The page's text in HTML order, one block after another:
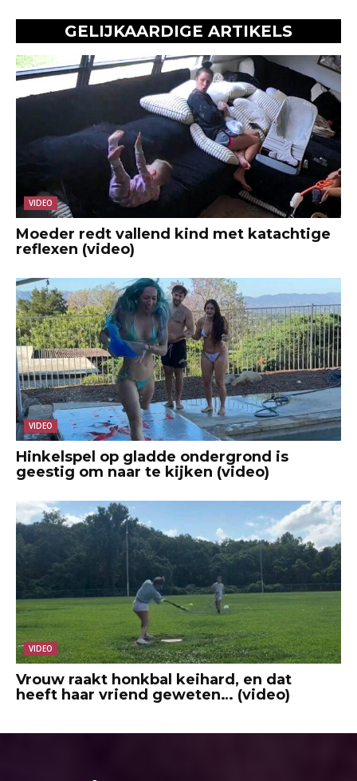
GELIJKAARDIGE ARTIKELS
VIDEO
Moeder redt vallend kind met katachtige
reflexen (video)
VIDEO
Hinkelspel op gladde ondergrond is
geestig om naar te kijken (video)
VIDEO
Vrouw raakt honkbal keihard, en dat
heeft haar vriend geweten… (video)